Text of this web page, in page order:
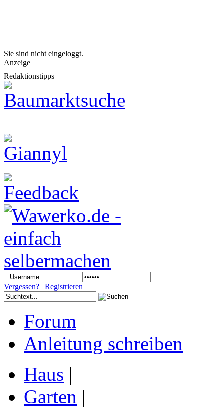
Sie sind nicht eingeloggt.
Anzeige
Redaktionstipps
Vergessen? | Registrieren
Forum
Anleitung schreiben
Haus |
Garten |